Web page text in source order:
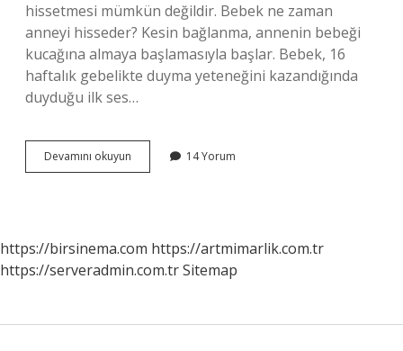
hissetmesi mümkün değildir. Bebek ne zaman
anneyi hisseder? Kesin bağlanma, annenin bebeği
kucağına almaya başlamasıyla başlar. Bebek, 16
haftalık gebelikte duyma yeteneğini kazandığında
duyduğu ilk ses…
Devamını okuyun
Haftalık
14 Yorum
https://birsinema.com https://artmimarlik.com.tr
https://serveradmin.com.trSitemap